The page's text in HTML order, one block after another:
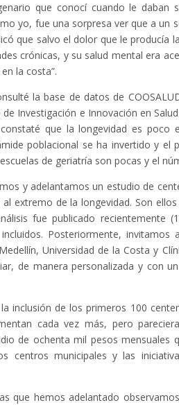
que conocí cuando le daban
yo, fue una sorpresa ver que a un
que salvo el dolor que le
crónicas, y su salud mental era
la costa”.
la base de datos de
Investigación e Innovación en
que la longevidad es poco
poblacional se ha invertido y
de geriatría son pocas y el
y adelantamos un estudio de
extremo de la longevidad. Son
fue publicado
Posteriormente,
Universidad de la Costa y
de manera personalizada y con
inclusión de los primeros 100
cada vez más, pero
de ochenta mil pesos
centros municipales y las
que hemos adelantado